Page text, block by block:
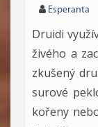
Esperanta
Druidi
živého a
zkušený
surové
kořeny